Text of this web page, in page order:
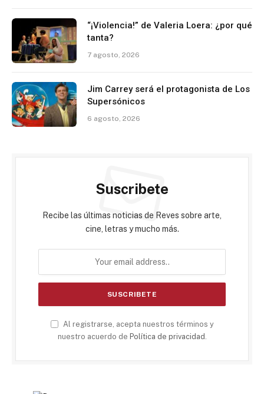
“¡Violencia!” de Valeria Loera: ¿por qué
tanta?
7 agosto, 2026
Jim Carrey será el protagonista de Los
Supersónicos
6 agosto, 2026
Suscribete
Recibe las últimas noticias de Reves sobre arte,
cine, letras y mucho más.
Al registrarse, acepta nuestros términos y
nuestro acuerdo de Política de privacidad .